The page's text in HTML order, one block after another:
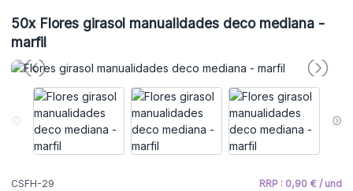
50xFlores girasol manualidades deco mediana -
marfil
CSFH-29 RRP : 0,90 € / und